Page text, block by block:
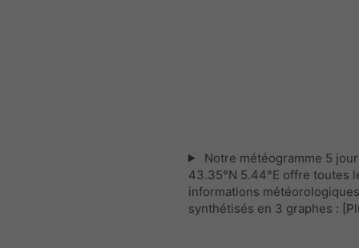
Notre météogramme 5
43.35°N 5.44°E offre toutes
informations météorologiques
synthétisés en 3 graphes :